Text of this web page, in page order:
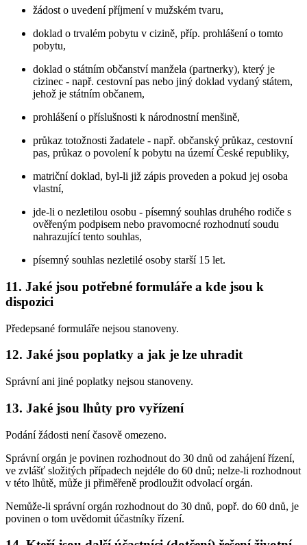
žádost o uvedení příjmení v mužském tvaru,
doklad o trvalém pobytu v cizině, příp. prohlášení o tomto
pobytu,
doklad o státním občanství manžela (partnerky), který je
cizinec - např. cestovní pas nebo jiný doklad vydaný státem,
jehož je státním občanem,
prohlášení o příslušnosti k národnostní menšině,
průkaz totožnosti žadatele - např. občanský průkaz, cestovní
pas, průkaz o povolení k pobytu na území České republiky,
matriční doklad, byl-li již zápis proveden a pokud jej osoba
vlastní,
jde-li o nezletilou osobu - písemný souhlas druhého rodiče s
ověřeným podpisem nebo pravomocné rozhodnutí soudu
nahrazující tento souhlas,
písemný souhlas nezletilé osoby starší 15 let.
11. Jaké jsou potřebné formuláře a kde jsou k
dispozici
Předepsané formuláře nejsou stanoveny.
12. Jaké jsou poplatky a jak je lze uhradit
Správní ani jiné poplatky nejsou stanoveny.
13. Jaké jsou lhůty pro vyřízení
Podání žádosti není časově omezeno.
Správní orgán je povinen rozhodnout do 30 dnů od zahájení řízení,
ve zvlášť složitých případech nejdéle do 60 dnů; nelze-li rozhodnout
v této lhůtě, může ji přiměřeně prodloužit odvolací orgán.
Nemůže-li správní orgán rozhodnout do 30 dnů, popř. do 60 dnů, je
povinen o tom uvědomit účastníky řízení.